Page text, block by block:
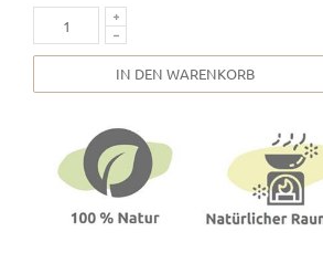
IN DEN WARENKORB